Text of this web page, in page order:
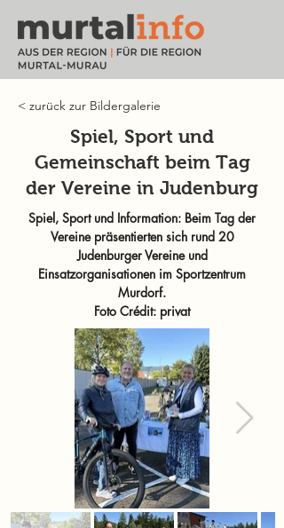
< zurück zur Bildergalerie
Spiel, Sport und
Gemeinschaft beim Tag
der Vereine in Judenburg
Spiel, Sport und Information: Beim Tag der
Vereine präsentierten sich rund 20
Judenburger Vereine und
Einsatzorganisationen im Sportzentrum
Murdorf.
Foto Crédit: privat